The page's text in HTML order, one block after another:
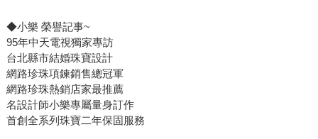
◆小樂 榮譽記事~
95年中天電視獨家專訪
台北縣市結婚珠寶設計
網路珍珠項鍊銷售總冠軍
網路珍珠熱銷店家最推薦
名設計師小樂專屬量身訂作
首創全系列珠寶二年保固服務